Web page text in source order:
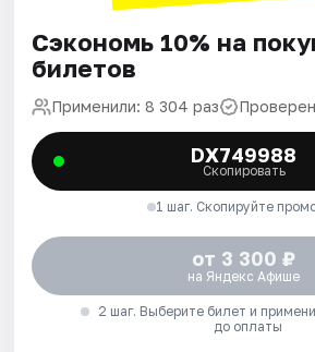
Сэкономь 10% на
билетов
Применили: 8 304 раз
DX749988
Скопировать
1 шаг. Скопируйте
от 3 300 ₽
на Яндекс Афише
2 шаг. Выберите билет и
до оплаты